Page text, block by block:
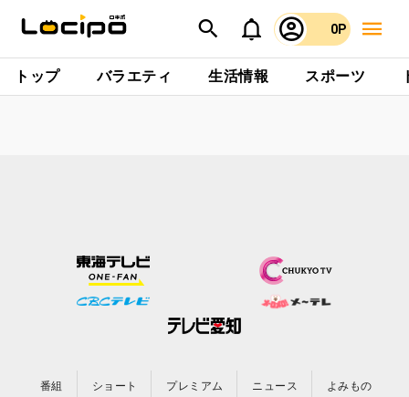
0P
トップ バラエティ 生活情報 スポーツ
番組 ショート プレミアム ニュース よみもの